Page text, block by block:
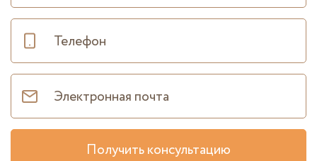
Получить консультацию